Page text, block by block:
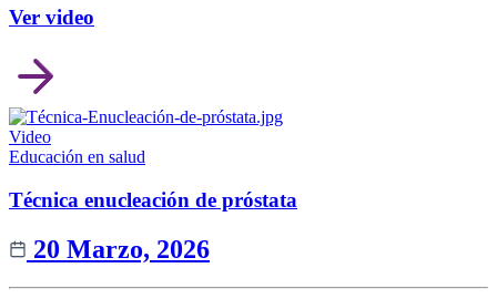
Ver video
Video
Educación en salud
Técnica enucleación de próstata
20 Marzo, 2026